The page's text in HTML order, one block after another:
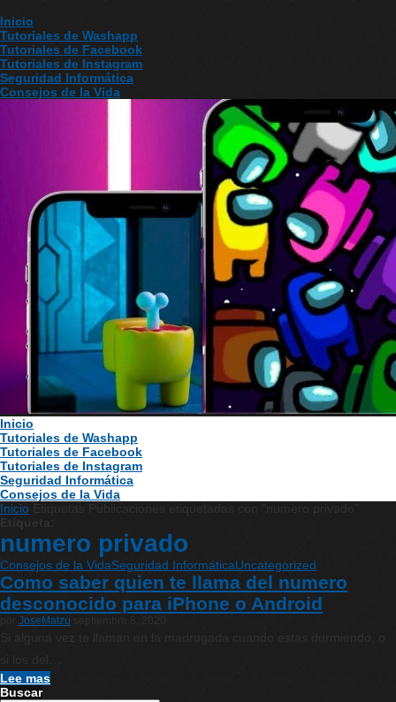
Inicio
Tutoriales de Washapp
Tutoriales de Facebook
Tutoriales de Instagram
Seguridad Informática
Consejos de la Vida
Inicio
Tutoriales de Washapp
Tutoriales de Facebook
Tutoriales de Instagram
Seguridad Informática
Consejos de la Vida
Inicio
Etiqueta:
numero privado
Consejos de la VidaSeguridad InformáticaUncategorized
Como saber quien te llama del numero
desconocido para iPhone o Android
JoseMatzu
Si alguna vez te llaman en la madrugada cuando estas durmiendo, o
Lee mas
Buscar